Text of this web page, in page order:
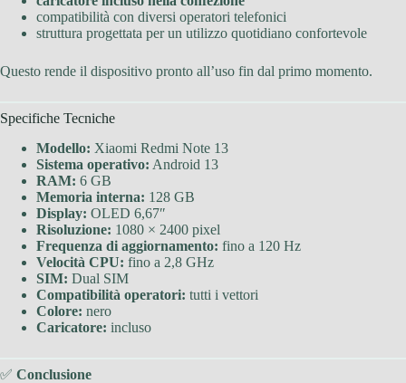
compatibilità con diversi operatori telefonici
struttura progettata per un utilizzo quotidiano confortevole
Questo rende il dispositivo pronto all’uso fin dal primo momento.
Specifiche Tecniche
Modello: Xiaomi Redmi Note 13
Sistema operativo: Android 13
RAM: 6 GB
Memoria interna: 128 GB
Display: OLED 6,67″
Risoluzione: 1080 × 2400 pixel
Frequenza di aggiornamento: fino a 120 Hz
Velocità CPU: fino a 2,8 GHz
SIM: Dual SIM
Compatibilità operatori: tutti i vettori
Colore: nero
Caricatore: incluso
✅ Conclusione